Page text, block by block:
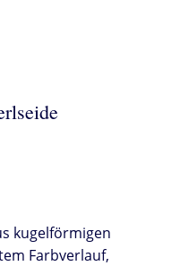
kugelförmigen
Farbverlauf,